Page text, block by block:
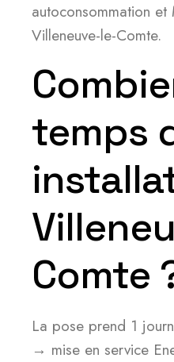
autoconsommation et
Villeneuve-le-Comte.
temps
Comte
La pose prend 1
→ mise en service